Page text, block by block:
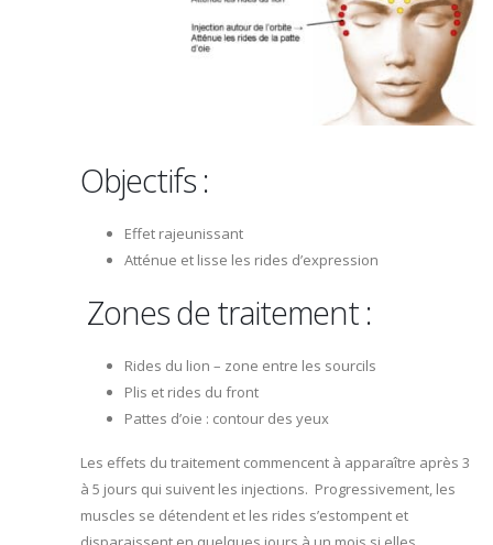
Objectifs :
Effet rajeunissant
Atténue et lisse les rides d’expression
Zones de traitement :
Rides du lion – zone entre les sourcils
Plis et rides du front
Pattes d’oie : contour des yeux
Les effets du traitement commencent à apparaître après3
à 5 jours qui suivent les injections. Progressivement, les
muscles se détendent et les rides s’estompent et